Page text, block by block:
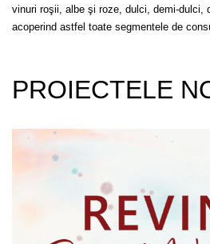
vinuri roşii, albe şi roze, dulci, demi-dulci,
acoperind astfel toate segmentele de
PROIECTELE